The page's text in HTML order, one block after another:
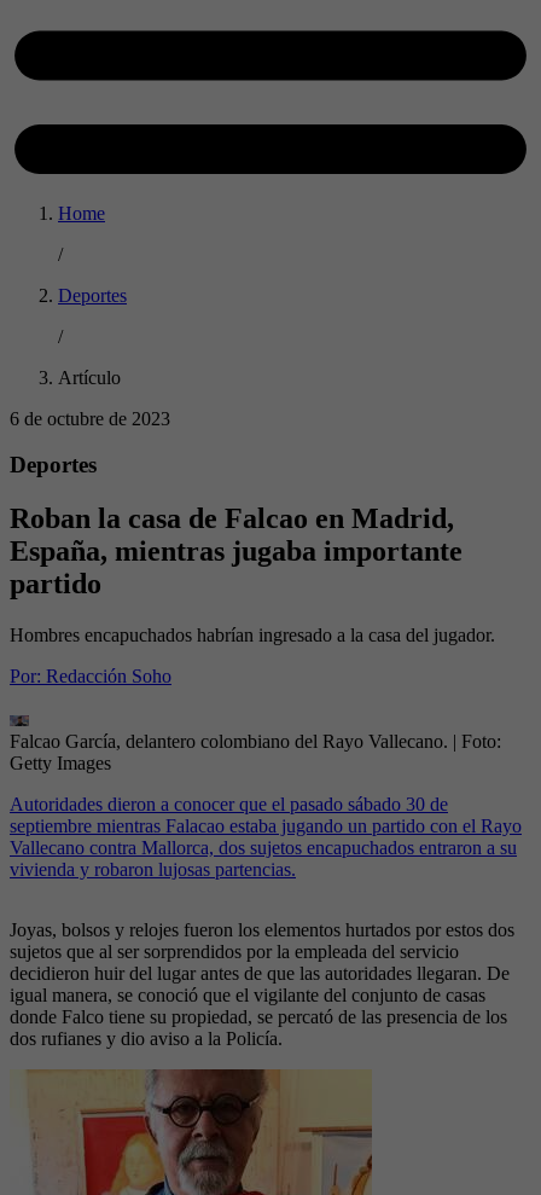
Home
/
Deportes
/
Artículo
6 de octubre de 2023
Deportes
Roban la casa de Falcao en Madrid,
España, mientras jugaba importante
partido
Hombres encapuchados habrían ingresado a la casa del jugador.
Por: Redacción Soho
Falcao García, delantero colombiano del Rayo Vallecano. | Foto:
Getty Images
Autoridades dieron a conocer que el pasado sábado 30 de
septiembre mientras Falacao estaba jugando un partido con el Rayo
Vallecano contra Mallorca, dos sujetos encapuchados entraron a su
vivienda y robaron lujosas partencias.
Joyas, bolsos y relojes fueron los elementos hurtados por estos dos
sujetos que al ser sorprendidos por la empleada del servicio
decidieron huir del lugar antes de que las autoridades llegaran. De
igual manera, se conoció que el vigilante del conjunto de casas
donde Falco tiene su propiedad, se percató de las presencia de los
dos rufianes y dio aviso a la Policía.